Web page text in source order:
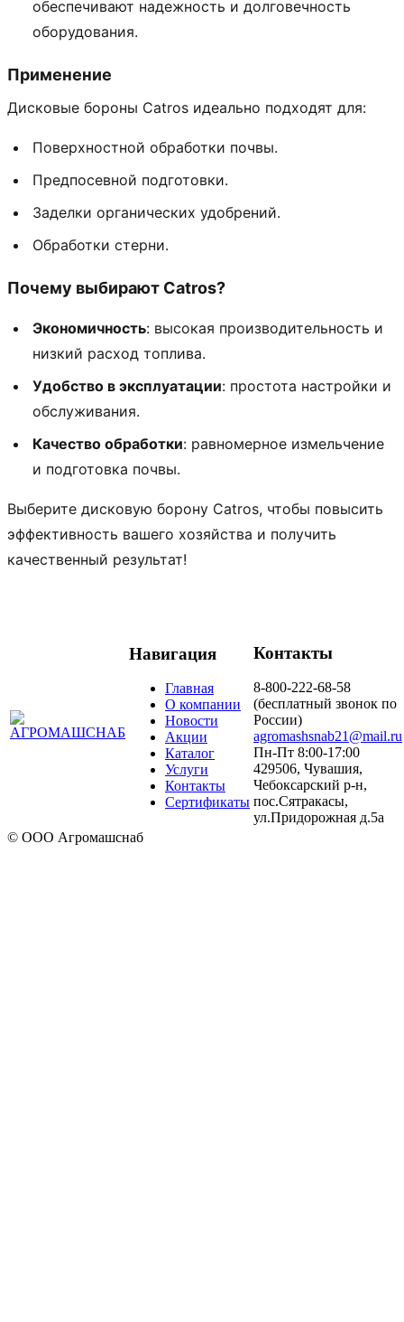
обеспечивают надежность и долговечность
оборудования.
Применение
Дисковые бороны Catros идеально подходят для:
Поверхностной обработки почвы.
Предпосевной подготовки.
Заделки органических удобрений.
Обработки стерни.
Почему выбирают Catros?
Экономичность: высокая производительность и
низкий расход топлива.
Удобство в эксплуатации: простота настройки и
обслуживания.
Качество обработки: равномерное измельчение
и подготовка почвы.
Выберите дисковую борону Catros, чтобы повысить
эффективность вашего хозяйства и получить
качественный результат!
Навигация
Главная
О компании
Новости
Акции
Каталог
Услуги
Контакты
Сертификаты
Контакты
8-800-222-68-58
(бесплатный звонок по
России)
agromashsnab21@mail.ru
Пн-Пт 8:00-17:00
429506, Чувашия,
Чебоксарский р-н,
пос.Сятракасы,
ул.Придорожная д.5а
© ООО Агромашснаб